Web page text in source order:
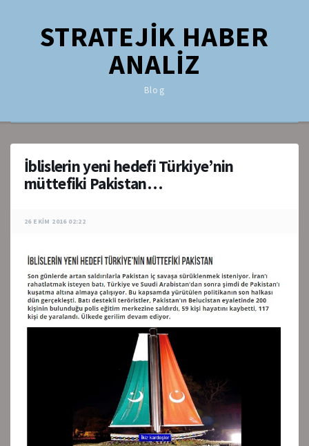
STRATEJİK HABER
ANALİZ
Blog
İblislerin yeni hedefi Türkiye’nin
müttefiki Pakistan…
26 EKIM 2016 02:22